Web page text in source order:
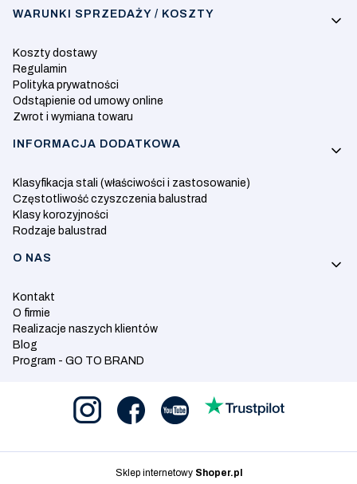
WARUNKI SPRZEDAŻY / KOSZTY
Koszty dostawy
Regulamin
Polityka prywatności
Odstąpienie od umowy online
Zwrot i wymiana towaru
INFORMACJA DODATKOWA
Klasyfikacja stali (właściwości i zastosowanie)
Częstotliwość czyszczenia balustrad
Klasy korozyjności
Rodzaje balustrad
O NAS
Kontakt
O firmie
Realizacje naszych klientów
Blog
Program - GO TO BRAND
Sklep internetowy Shoper.pl